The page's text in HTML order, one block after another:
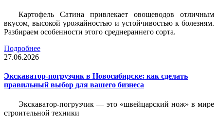
Картофель Сатина привлекает овощеводов отличным
вкусом, высокой урожайностью и устойчивостью к болезням.
Разбираем особенности этого среднераннего сорта.
Подробнее
27.06.2026
Экскаватор-погрузчик в Новосибирске: как сделать
правильный выбор для вашего бизнеса
Экскаватор-погрузчик — это «швейцарский нож» в мире
строительной техники